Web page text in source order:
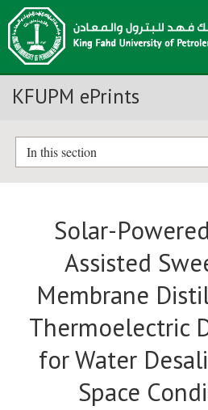
KFUPM ePrints
In this section
Solar-
Assisted
Membrane
Thermoelectric
for Water
Space